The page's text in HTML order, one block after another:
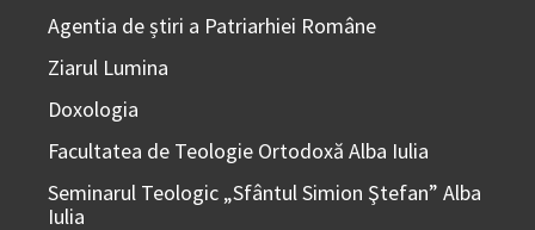
Agentia de știri a Patriarhiei Române
Ziarul Lumina
Doxologia
Facultatea de Teologie Ortodoxă Alba Iulia
Seminarul Teologic „Sfântul Simion Ştefan” Alba
Iulia